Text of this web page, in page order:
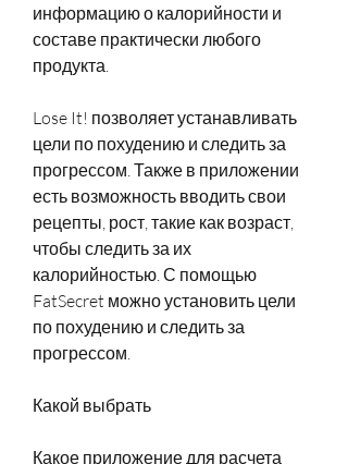
информацию о калорийности и
составе практически любого
продукта.
Lose It! позволяет устанавливать
цели по похудению и следить за
прогрессом. Также в приложении
есть возможность вводить свои
рецепты, рост, такие как возраст,
чтобы следить за их
калорийностью. С помощью
FatSecret можно установить цели
по похудению и следить за
прогрессом.
Какой выбрать
Какое приложение для расчета